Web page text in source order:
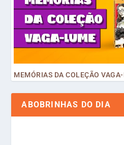
ABOBRINHAS DO DIA